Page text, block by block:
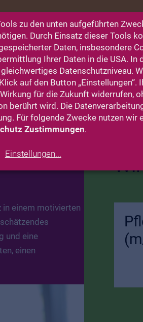
zu den unten aufgeführten
Durch Einsatz dieser Tools
Daten, insbesondere
Ihrer Daten in die USA. In
Datenschutzniveau.
auf den Button „Einstellungen“.
für die Zukunft widerrufen,
berührt wird. Die
Für folgende Zwecke nutzen wir
Zustimmungen.
Einstellungen...
in einem motivierten
und eine
einen